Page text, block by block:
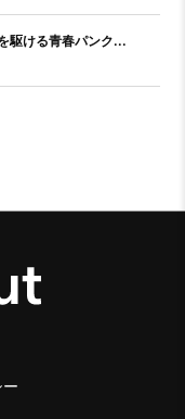
駆ける青春パンク...